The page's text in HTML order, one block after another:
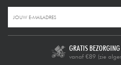
GRATIS BEZORGING
vanaf €89 (zie